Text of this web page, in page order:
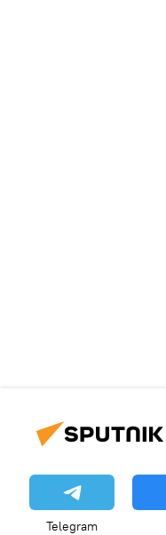
Telegram